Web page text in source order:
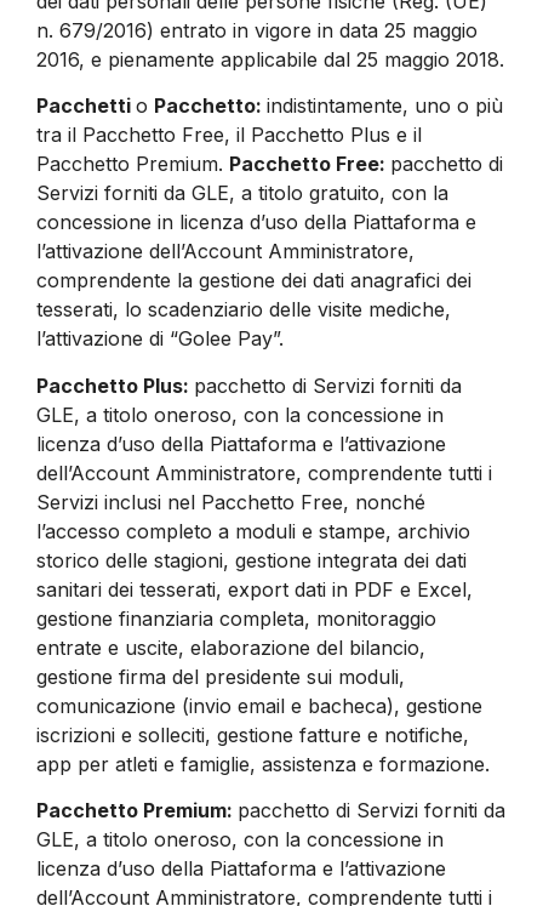
n. 679/2016) entrato in vigore in data 25 maggio
2016, e pienamente applicabile dal 25 maggio 2018.
Pacchetti o Pacchetto: indistintamente, uno o più
tra il Pacchetto Free, il Pacchetto Plus e il
Pacchetto Premium. Pacchetto Free: pacchetto di
Servizi forniti da GLE, a titolo gratuito, con la
concessione in licenza d’uso della Piattaforma e
l’attivazione dell’Account Amministratore,
comprendente la gestione dei dati anagrafici dei
tesserati, lo scadenziario delle visite mediche,
l’attivazione di “Golee Pay”.
Pacchetto Plus: pacchetto di Servizi forniti da
GLE, a titolo oneroso, con la concessione in
licenza d’uso della Piattaforma e l’attivazione
dell’Account Amministratore, comprendente tutti i
Servizi inclusi nel Pacchetto Free, nonché
l’accesso completo a moduli e stampe, archivio
storico delle stagioni, gestione integrata dei dati
sanitari dei tesserati, export dati in PDF e Excel,
gestione finanziaria completa, monitoraggio
entrate e uscite, elaborazione del bilancio,
gestione firma del presidente sui moduli,
comunicazione (invio email e bacheca), gestione
iscrizioni e solleciti, gestione fatture e notifiche,
app per atleti e famiglie, assistenza e formazione.
Pacchetto Premium: pacchetto di Servizi forniti da
GLE, a titolo oneroso, con la concessione in
licenza d’uso della Piattaforma e l’attivazione
dell’Account Amministratore, comprendente tutti i